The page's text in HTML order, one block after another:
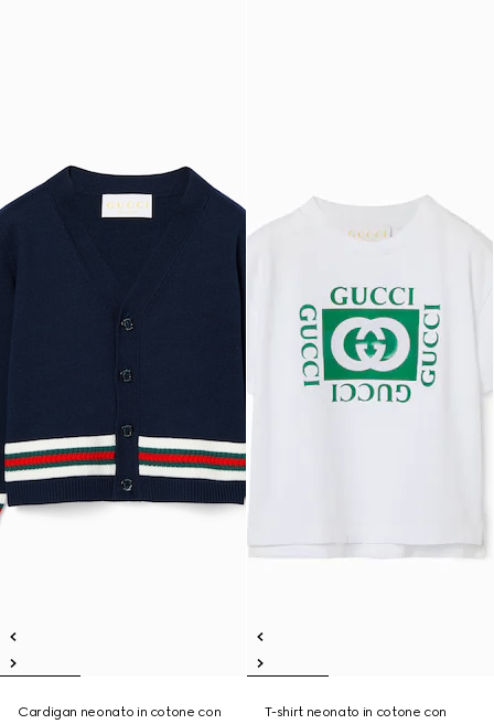
Cardigan neonato in cotone con
T-shirt neonato in cotone con